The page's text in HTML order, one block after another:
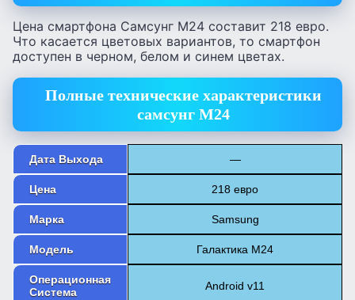
Цена смартфона Самсунг М24 составит 218 евро.
Что касается цветовых вариантов, то смартфон
доступен в черном, белом и синем цветах.
Полные технические характеристики
самсунг М24
Дата Выхода —
Цена 218 евро
Марка Samsung
Модель Галактика М24
Операционная
Система
Android v11